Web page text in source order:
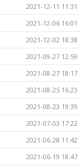
2021-12-11 11:31
2021-12-06 16:01
2021-12-02 18:38
2021-09-27 12:59
2021-08-27 18:17
2021-08-25 16:23
2021-08-23 19:39
2021-07-03 17:22
2021-06-28 11:42
2021-06-19 18:47